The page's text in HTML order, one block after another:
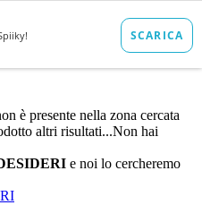
è presente nella zona cercata
altri risultati...Non hai
e noi lo cercheremo